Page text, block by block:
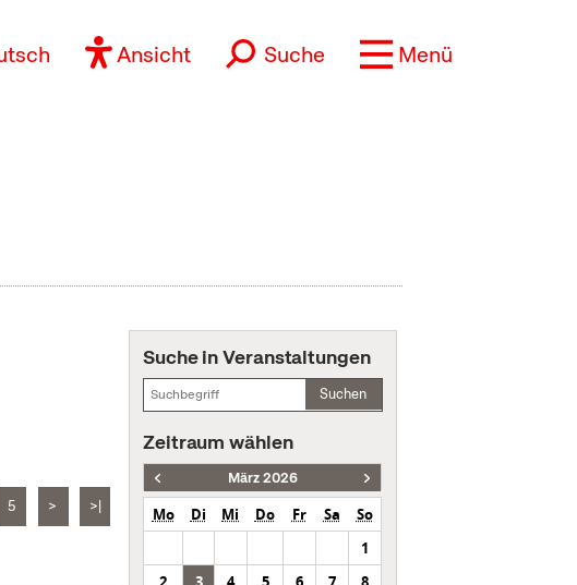
Ansicht Suche Menü
5 > >|
Suche in Veranstaltungen
Suchen
Zeitraum wählen
März 2026
Mo Di Mi Do Fr Sa
So
1